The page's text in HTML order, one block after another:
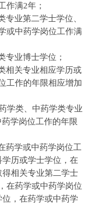
作满2年；
专业第二学士学位、
或中药学岗位工作满
专业博士学位；
相关专业相应学历或
工作的年限相应增加
学类、中药学类专业
学岗位工作的年限
药学或中药学岗位工
历或学士学位，在
相关专业第二学士
在药学或中药学岗位
，在药学或中药学